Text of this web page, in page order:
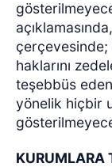
çerçevesinde;
haklarını
teşebbüs
yönelik hiçbir
KURUMLARA